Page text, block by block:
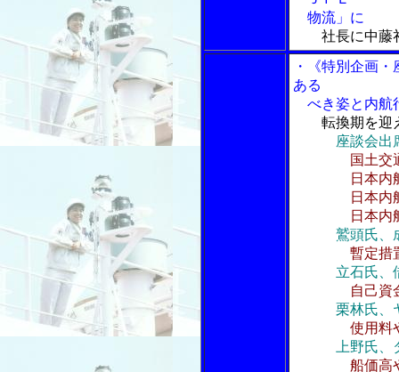
物流」に
社長に中藤
・《特別企画
ある
べき姿と内航
転換期を迎
座談会出
国土
日本内航海
日本内航海
日本内航海
鷲頭氏、
暫定措
立石氏、
自己資
栗林氏、
使用料
上野氏
船価高